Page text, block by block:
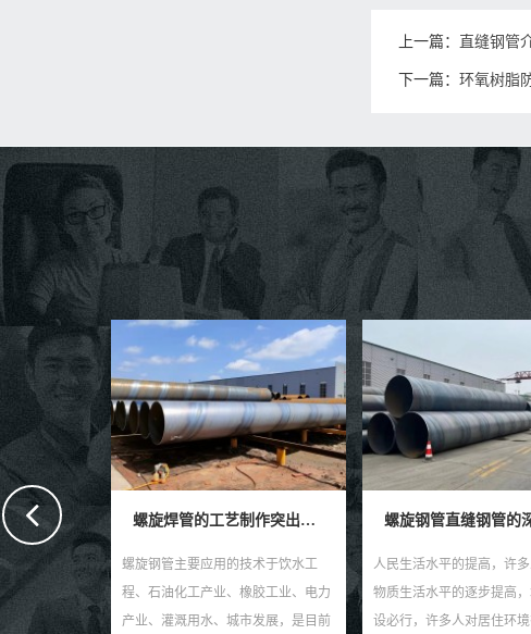
上一篇： 直缝钢管
下一篇：环氧树脂
螺旋焊管的工艺制作突出特点
于饮水工
工业、电力
展，是目前
螺旋钢管直缝钢管的深加工产业
人民生活水平的提高，许多人物质能
物质生活水平的逐步提高，城市化建
设必行，许多人对居住环境有了新的
各钢厂采购建筑钢材都是
是根据批发商采购数量量
给予不同的返佣，而微博